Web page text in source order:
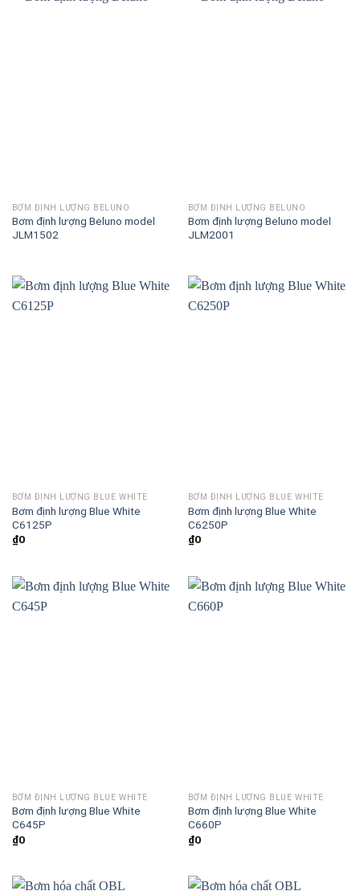
BƠM ĐỊNH LƯỢNG BELUNO
Bơm định lượng Beluno model
JLM1502
BƠM ĐỊNH LƯỢNG BELUNO
Bơm định lượng Beluno model
JLM2001
BƠM ĐỊNH LƯỢNG BLUE WHITE
Bơm định lượng Blue White
C6125P
₫0
BƠM ĐỊNH LƯỢNG BLUE WHITE
Bơm định lượng Blue White
C6250P
₫0
BƠM ĐỊNH LƯỢNG BLUE WHITE
Bơm định lượng Blue White
C645P
₫0
BƠM ĐỊNH LƯỢNG BLUE WHITE
Bơm định lượng Blue White
C660P
₫0